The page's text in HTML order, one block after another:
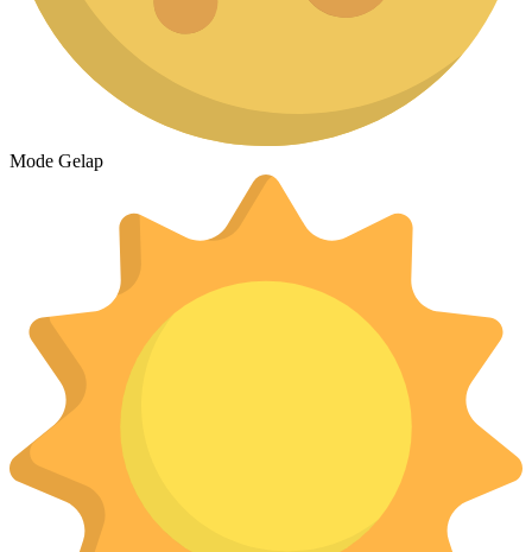
Mode Gelap